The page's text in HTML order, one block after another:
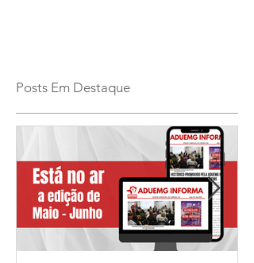
Posts Em Destaque